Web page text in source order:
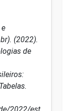
(2022).
de